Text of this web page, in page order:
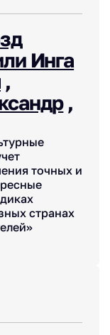
Инга
,
,
точных и
странах